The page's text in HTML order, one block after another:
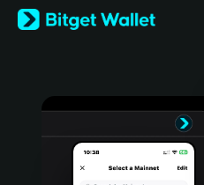
English
日本語
Türkçe